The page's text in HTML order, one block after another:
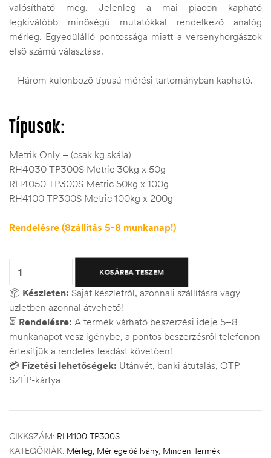
valósítható meg. Jelenleg a mai piacon kapható
legkiválóbb minõségû mutatókkal rendelkezõ analóg
mérleg. Egyedülálló pontossága miatt a versenyhorgászok
elsõ számú választása.
– Három különbözõ típusú mérési tartományban kapható.
Típusok:
Metrik Only – (csak kg skála)
RH4030 TP300S Metric 30kg x 50g
RH4050 TP300S Metric 50kg x 100g
RH4100 TP300S Metric 100kg x 200g
Rendelésre (Szállítás 5-8 munkanap!)
KOSÁRBA TESZEM
📦 Készleten: Saját készletről, azonnali szállításra vagy
üzletben azonnal átvehető!
⏳ Rendelésre: A termék várható beszerzési ideje 5–8
munkanapot vesz igénybe, a pontos beszerzésről telefonon
értesítjük a rendelés leadást követően!
💳 Fizetési lehetőségek: Utánvét, banki átutalás, OTP
SZÉP-kártya
CIKKSZÁM: RH4100 TP300S
KATEGÓRIÁK: Mérleg, Mérlegelőállvány, Minden Termék